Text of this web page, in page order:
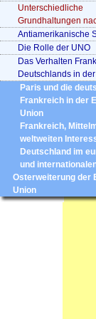
Unterschiedliche
Grundhaltungen
Antiamerikanische
Die Rolle der UNO
Das Verhalten
Deutschlands in
Paris und die
Frankreich in der
Union
Frankreich,
weltweiten
Deutschland im
und
Osterweiterung der
Union